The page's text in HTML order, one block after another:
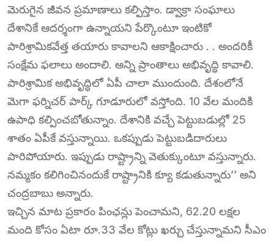
మెరుగైన జీవన ప్రమాణాలు కల్పిస్తాం. డ్వాక్రా సంఘాలు
దేశానికే ఆదర్శంగా ఉన్నాయని పేర్కొంటూ ఇంటికో
పారిశ్రామికవేత్త తయారు కావాలని ఆకాక్షించారు . . అందరికీ
సంక్షేమ ఫలాలు అందాలి. అన్ని ప్రాంతాలు అభివృద్ధి కావాలి.
పారిశ్రామిక అభివృద్ధిలో ఏపీ చాలా ముందుంది. దేశంలోనే
మెగా ఫర్నిచర్‌ పార్క్‌ గూడూరులో వస్తోంది. 10 వేల మందికి
ఉపాధి కల్పించబోతున్నాం. దేశానికి వచ్చే పెట్టుబడుల్లో 25
శాతం ఏపీకే వస్తున్నాయి. ఒకప్పుడు పెట్టుబడిదారులు
పారిపోయారు. ఇప్పుడు రాష్ట్రాన్ని వెతుక్కుంటూ వస్తున్నారు.
నమ్మకం కలిగించినందుకే రాష్ట్రానికి క్యూ కడుతున్నారు’’ అని
చంద్రబాబు అన్నారు.
ఇచ్చిన మాట ప్రకారం పింఛన్లు పెంచామని, 62.20 లక్షల
మంది కోసం ఏటా రూ.33 వేల కోట్లు ఖర్చు చేస్తున్నామని సీఎం